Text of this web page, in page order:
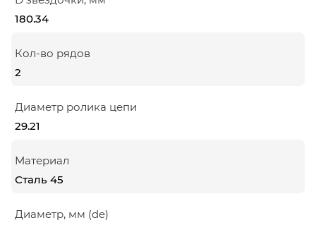
180.34
Кол-во рядов
2
Диаметр ролика цепи
29.21
Материал
Сталь 45
Диаметр, мм (de)